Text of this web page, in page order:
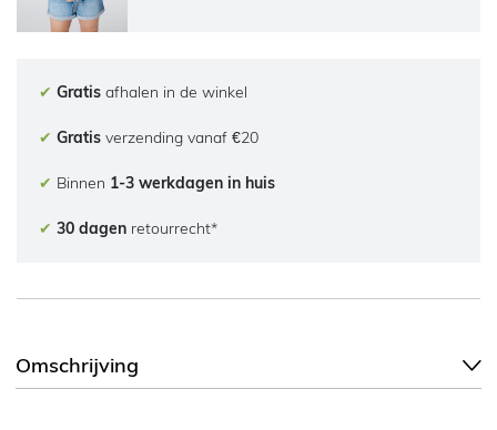
✔ Gratis afhalen in de winkel
✔ Gratis verzending vanaf €20
✔ Binnen 1-3 werkdagen in huis
✔ 30 dagen retourrecht*
Omschrijving